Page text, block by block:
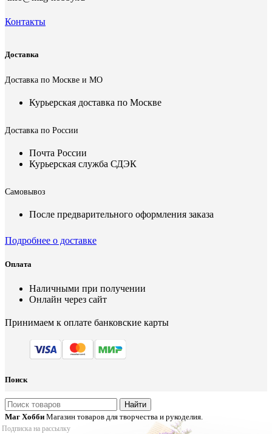
Контакты
Доставка
Доставка по Москве и МО
Курьерская доставка по Москве
Доставка по России
Почта России
Курьерская служба СДЭК
Самовывоз
После предварительного оформления заказа
Подробнее о доставке
Оплата
Наличными при получении
Онлайн через сайт
Принимаем к оплате банковские карты
Поиск
Найти
Маг Хобби Магазин товаров для творчества и рукоделия.
Подписка на рассылку